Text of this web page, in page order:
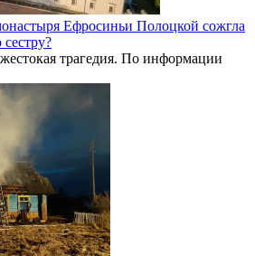
Ефросиньи Полоцкой сожгла
трагедия. По информации